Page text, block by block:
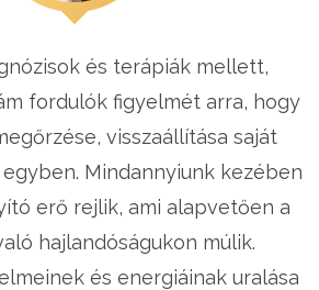
és terápiák mellett,
fordulók figyelmét arra, hogy
visszaállítása saját
Mindannyiunk kezében
erő rejlik, ami alapvetően a
hajlandóságukon múlik.
és energiáinak uralása